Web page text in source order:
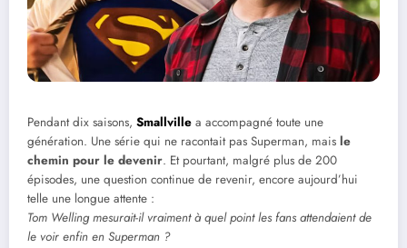
Pendant dix saisons, Smallville a accompagné toute une
génération. Une série qui ne racontait pas Superman, mais le
chemin pour le devenir. Et pourtant, malgré plus de 200
épisodes, une question continue de revenir, encore aujourd’hui
telle une longue attente :
Tom Welling mesurait-il vraiment à quel point les fans attendaient de
le voir enfin en Superman ?